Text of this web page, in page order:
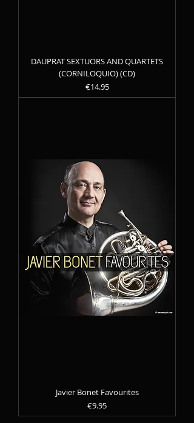
DAUPRAT SEXTUORS AND QUARTETS
(CORNILOQUIO) (CD)
Precio
€14.95
Javier Bonet Favourites
Precio
€9.95